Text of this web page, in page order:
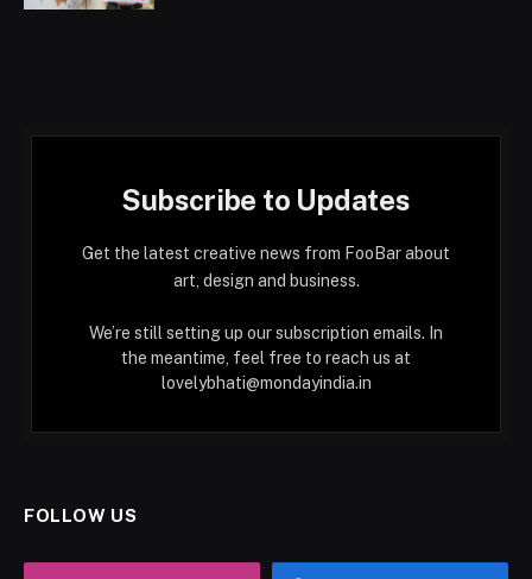
Subscribe to Updates
Get the latest creative news from FooBar about
art, design and business.
We’re still setting up our subscription emails. In
the meantime, feel free to reach us at
lovelybhati@mondayindia.in
FOLLOW US